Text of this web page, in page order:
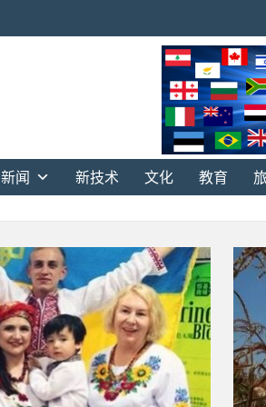
新闻 新技术 文化 教育